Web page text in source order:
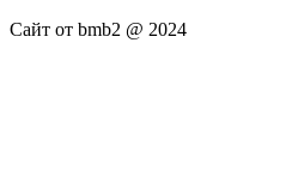
Сайт от bmb2 @ 2024